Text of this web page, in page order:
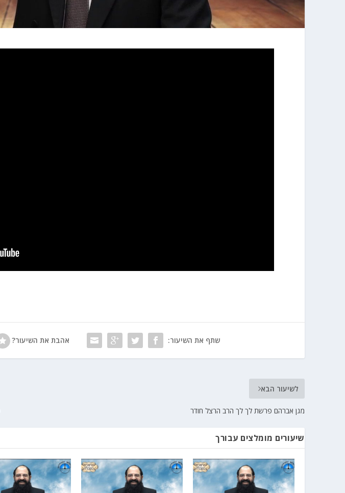
שתף את השיעור: אהבת את השיעור?
לשיעור הבא
מגן אברהם פרשת לך לך הרב הרצל חודר
שיעורים מומלצים עבורך